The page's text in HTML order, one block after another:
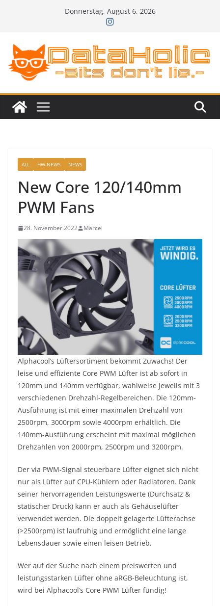
Donnerstag, August 6, 2026
ALL HW-NEWS NEWS
New Core 120/140mm
PWM Fans
28. November 2022 Marcel
Alphacool’s Lüftersortiment bekommt Zuwachs! Der
leise und effiziente Core PWM Lüfter ist ab sofort in
120mm und 140mm verfügbar, wahlweise jeweils mit 3
verschiedenen Drehzahl-Regelbereichen. Die 120mm-
Ausführung ist mit einer maximalen Drehzahl von
2500rpm, 3000rpm sowie 4000rpm erhältlich. Die
140mm-Ausführung erscheint mit maximal möglichen
Drehzahlen von 2000rpm, 2500rpm und 3200rpm.
Der via PWM-Signal steuerbare Lüfter eignet sich nicht
nur als Lüfter auf CPU-Kühlern oder Radiatoren. Dank
seiner hervorragenden Leistungswerte (Durchsatz &
statischer Druck) kann er auch als Gehäuselüfter
verwendet werden. Die doppelt gelagerte Lüfterachse
(>2500rpm) ist laufruhig und ermöglicht eine lange
Lebensdauer sowie einen leisen Betrieb.
Wer auf der Suche nach einem preiswerten und
leistungsstarken Lüfter ohne aRGB-Beleuchtung ist,
wird bei Alphacool’s Core PWM Lüfter fündig!